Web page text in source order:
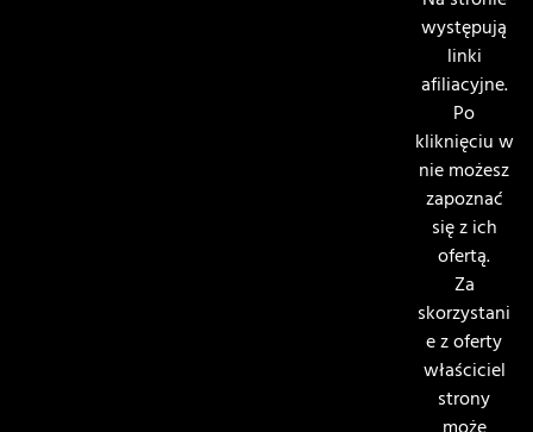
występują
linki
afiliacyjne.
Po
kliknięciu w
nie możesz
zapoznać
się z ich
ofertą.
Za
skorzystani
e z oferty
właściciel
strony